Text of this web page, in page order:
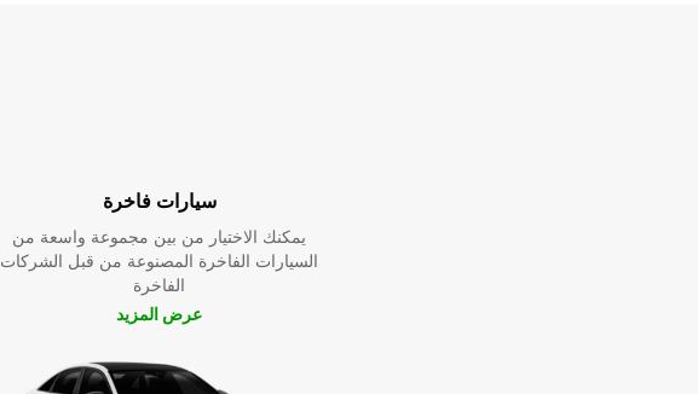
سيارات فاخرة
يمكنك الاختيار من بين مجموعة واسعة من
السيارات الفاخرة المصنوعة من قبل الشركات
الفاخرة
عرض المزيد